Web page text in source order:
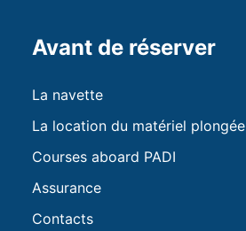
Avant de réserver
La navette
La location du matériel plongée
Courses aboard PADI
Assurance
Contacts